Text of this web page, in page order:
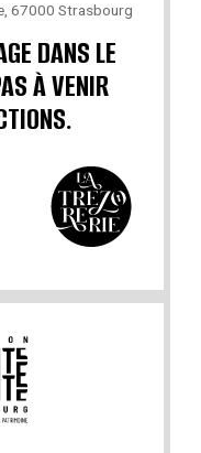
67000 Strasbourg
DANS LE
À VENIR